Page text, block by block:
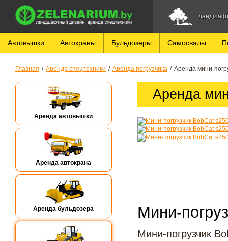
Автовышки Автокраны Бульдозеры Самосвалы
Главная / Аренда спецтехники / Аренда погрузчика / Аренда мини-
Аренда автовышки
Аренда автокрана
Аренда бульдозера
Аренда
Мини-
Мини-погрузчик